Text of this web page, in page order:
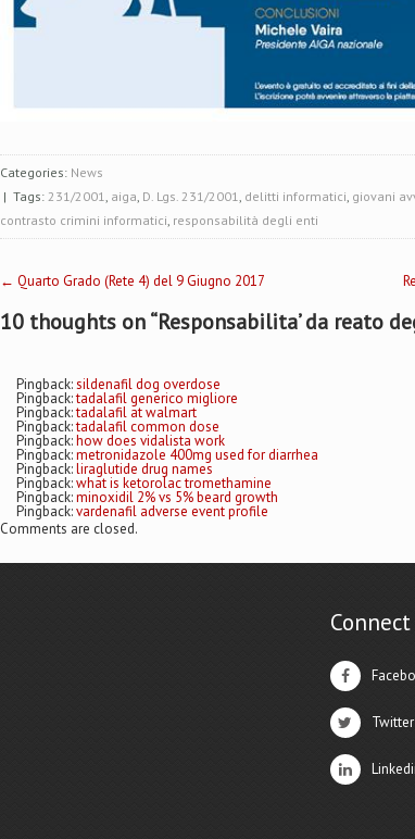
Categories: News
| Tags: 231/2001, aiga, D. Lgs. 231/2001, delitti informatici, giovani
contrasto crimini informatici, responsabilità degli enti
Post
navigation
← Quarto Grado (Rete 4) del 9 Giugno 2017
10 thoughts on “Responsabilita’ da reato
Pingback:sildenafil dog overdose
Pingback:tadalafil generico migliore
Pingback:tadalafil at walmart
Pingback:tadalafil common dose
Pingback:how does vidalista work
Pingback:metronidazole 400mg used for diarrhea
Pingback:liraglutide drug names
Pingback:what is ketorolac tromethamine
Pingback:minoxidil 2% vs 5% beard growth
Pingback:vardenafil adverse event profile
Comments are closed.
Twitter